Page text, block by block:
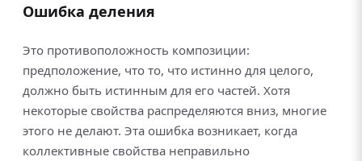
Ошибка деления
Это противоположность композиции:
предположение, что то, что истинно для целого,
должно быть истинным для его частей. Хотя
некоторые свойства распределяются вниз, многие
этого не делают. Эта ошибка возникает, когда
коллективные свойства неправильно